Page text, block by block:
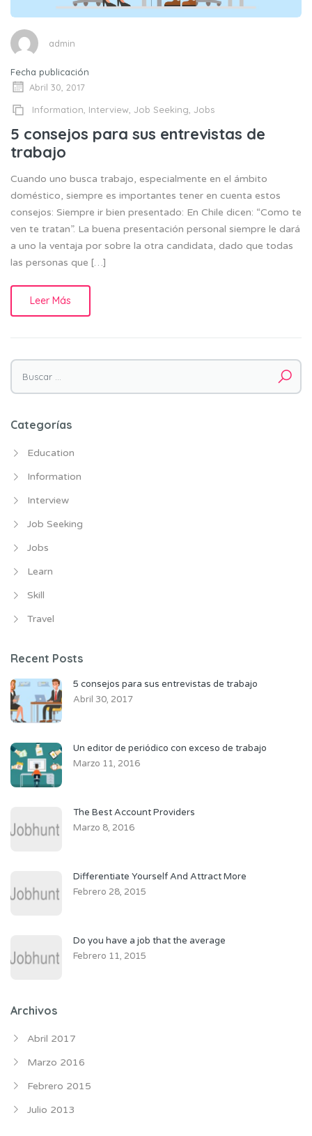
admin
Fecha publicación
Abril 30, 2017
Information Interview Job Seeking Jobs
5 consejos para sus entrevistas de
trabajo
Cuando uno busca trabajo, especialmente en el ámbito
doméstico, siempre es importantes tener en cuenta estos
consejos: Siempre ir bien presentado: En Chile dicen: “Como te
ven te tratan”. La buena presentación personal siempre le dará
a uno la ventaja por sobre la otra candidata, dado que todas
las personas que […]
Leer Más
Buscar por:
Categorías
Education
Information
Interview
Job Seeking
Jobs
Learn
Skill
Travel
Recent Posts
5 consejos para sus entrevistas de trabajo
Abril 30, 2017
Un editor de periódico con exceso de trabajo
Marzo 11, 2016
The Best Account Providers
Marzo 8, 2016
Differentiate Yourself And Attract More
Febrero 28, 2015
Do you have a job that the average
Febrero 11, 2015
Archivos
Abril 2017
Marzo 2016
Febrero 2015
Julio 2013